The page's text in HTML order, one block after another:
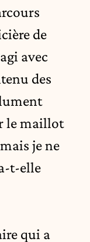
de
avec
des
le maillot
je ne
t-elle
qui a